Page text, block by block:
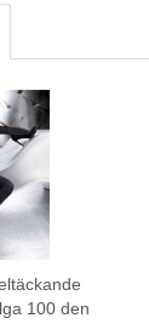
100 den